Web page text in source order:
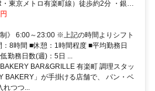
2分 ・日比谷駅（日比谷線・千代田線・
路線からも通いやすい好立地です◎
》 6:00～23:00 ※上記の時間よりシフト
8時間 ■休憩：1時間程度 ■平均勤務日
勤務日数(週)：5日 ...
BAR&GRILLE 有楽町 調理スタッ
BAKERY」が手掛ける店舗で、 パン・ベ
れつつ...